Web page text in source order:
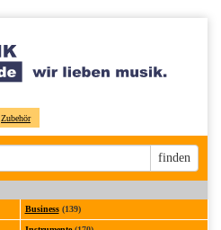
Zubehör
Sucheingabe
finden
Business(139)